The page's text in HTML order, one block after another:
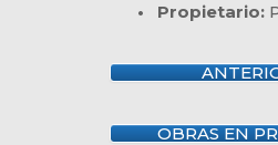
• Propietario:
OBRAS EN